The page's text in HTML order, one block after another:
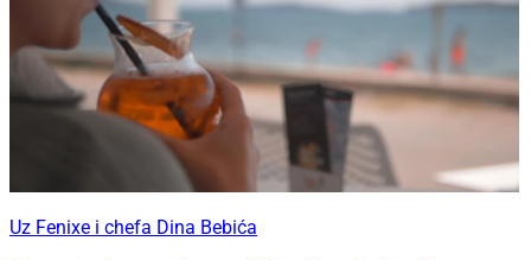
Uz Fenixe i chefa Dina Bebića